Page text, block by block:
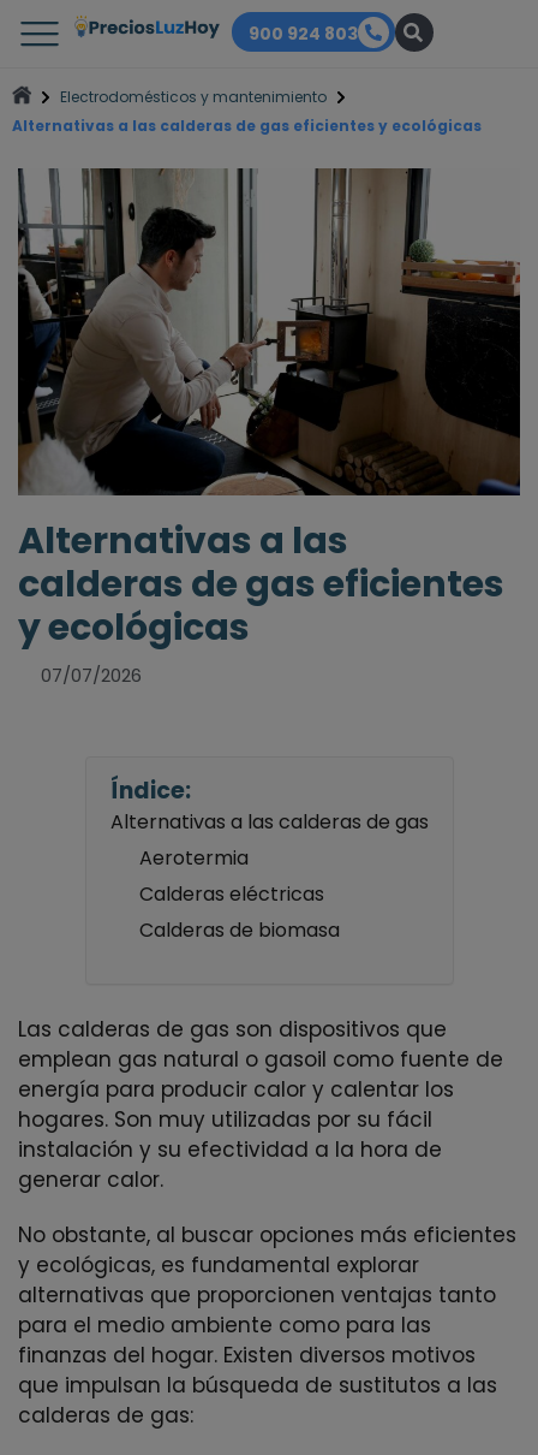
900 924 803
Electrodomésticos y mantenimiento
Alternativas a las calderas de gas eficientes y ecológicas
Alternativas a las
calderas de gas eficientes
y ecológicas
07/07/2026
Índice:
Alternativas a las calderas de gas
Aerotermia
Calderas eléctricas
Calderas de biomasa
Las calderas de gas son dispositivos que
emplean gas natural o gasoil como fuente de
energía para producir calor y calentar los
hogares. Son muy utilizadas por su fácil
instalación y su efectividad a la hora de
generar calor.
No obstante, al buscar opciones más eficientes
y ecológicas, es fundamental explorar
alternativas que proporcionen ventajas tanto
para el medio ambiente como para las
finanzas del hogar. Existen diversos motivos
que impulsan la búsqueda de sustitutos a las
calderas de gas: